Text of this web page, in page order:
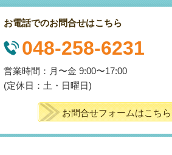
お電話でのお問合せはこちら
048-258-6231
営業時間：月〜金 9:00〜17:00
(定休日：土・日曜日)
お問合せフォームはこちら